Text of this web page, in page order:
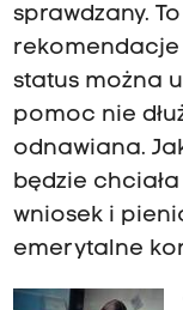
sprawdzany.
rekomendacje
status można
pomoc nie
odnawiana.
będzie
wniosek i
emerytalne